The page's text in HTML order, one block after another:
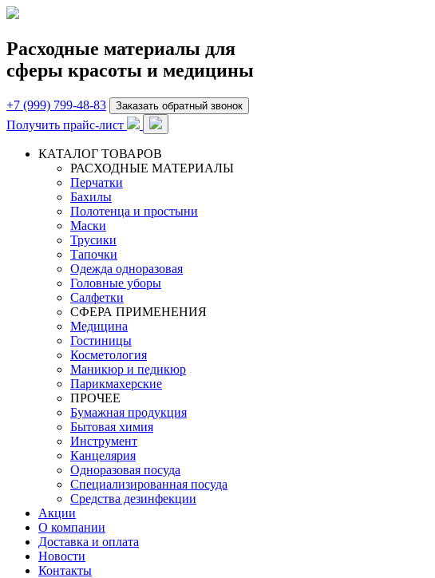
Расходные материалы для
сферы красоты и медицины
+7 (999) 799-48-83 Заказать обратный звонок
Получить прайс-лист
КАТАЛОГ ТОВАРОВ
РАСХОДНЫЕ МАТЕРИАЛЫ
Перчатки
Бахилы
Полотенца и простыни
Маски
Трусики
Тапочки
Одежда одноразовая
Головные уборы
Салфетки
СФЕРА ПРИМЕНЕНИЯ
Медицина
Гостиницы
Косметология
Маникюр и педикюр
Парикмахерские
ПРОЧЕЕ
Бумажная продукция
Бытовая химия
Инструмент
Канцелярия
Одноразовая посуда
Специализированная посуда
Средства дезинфекции
Акции
О компании
Доставка и оплата
Новости
Контакты